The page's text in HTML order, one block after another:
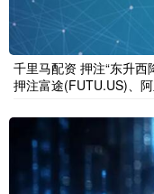
千里马配资 押注“东升西
押注富途(FUTU.US)、